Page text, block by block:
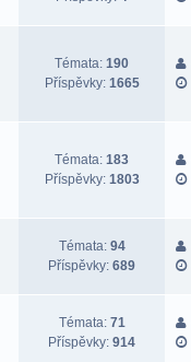
Témata: 190
Příspěvky: 1665
Témata: 183
Příspěvky: 1803
Témata: 94
Příspěvky: 689
Témata: 71
Příspěvky: 914